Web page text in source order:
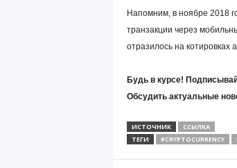
Напомним, в ноябре 2018
транзакции через
отразилось на котировках
Будь в курсе!
Обсудить актуальные
ИСТОЧНИК
ССЫЛКА
ТЕГИ
#CRYPTOCURRENCY